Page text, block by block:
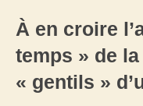
À en croire
temps » de
« gentils »